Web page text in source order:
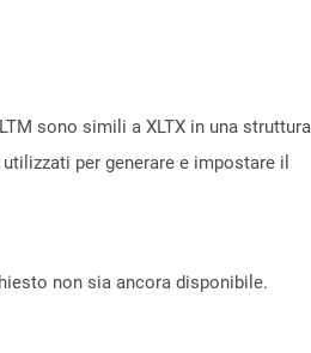
sono simili a XLTX in una struttura
per generare e impostare il
non sia ancora disponibile.